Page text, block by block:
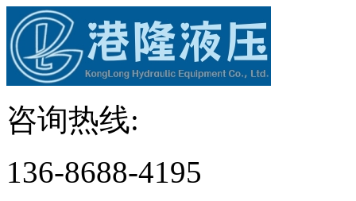
咨询热线:
136-8688-4195